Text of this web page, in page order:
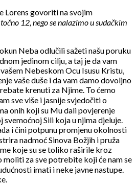
Lorens govoriti na svojim
12, nego se nalazimo u sudačkim
Neba odlučili sažeti našu poruku
jedinom cilju, a taj je da vam
Nebeskom Ocu Isusu Kristu,
vaše duše i da vam damo dovoljno
krenuti za Njime. To ćemo
sve više i jasnije svjedočiti o
onih koji su Mu dali povjerenje
Sili koja u njima djeluje.
i čini potpunu promjenu okolnosti
nadmoć Sinova Božjih i pruža
koje su se toliko raširile kroz
moliti za sve potrebite koji će nam se
imati i neke javne nastupe.